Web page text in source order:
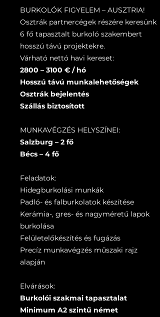
BURKOLÓK FIGYELEM – AUSZTRIA!
Osztrák partnercégek részére keresünk
6 fő tapasztalt burkoló szakembert
hosszú távú projektekre.
Várható nettó havi kereset:
2800 – 3100 € / hó
Hosszú távú munkalehetőségek
Osztrák bejelentés
Szállás biztosított
MUNKAVÉGZÉS HELYSZÍNEI:
Salzburg – 2 fő
Bécs – 4 fő
Feladatok:
Hidegburkolási munkák
Padló- és falburkolatok készítése
Kerámia-, gres- és nagyméretű lapok
burkolása
Felületelőkészítés és fugázás
Precíz munkavégzés műszaki rajz
alapján
Elvárások:
Burkolói szakmai tapasztalat
Minimum A2 szintű német